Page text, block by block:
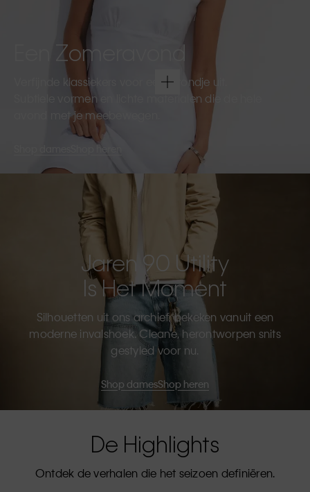
Een Zomeravond
Verfijnde klassiekers voor een avondje uit.
Subtiele vormen en lichte materialen die de hele
avond met je meebewegen.
Shop heren
Jaren 90 Utility
Is Het Moment
Silhouetten uit ons archief, bekeken vanuit een
moderne invalshoek. Cleane, herontworpen snits
gestyled voor nu.
Shop damesShop heren
De Highlights
Ontdek de verhalen die het seizoen definiëren.